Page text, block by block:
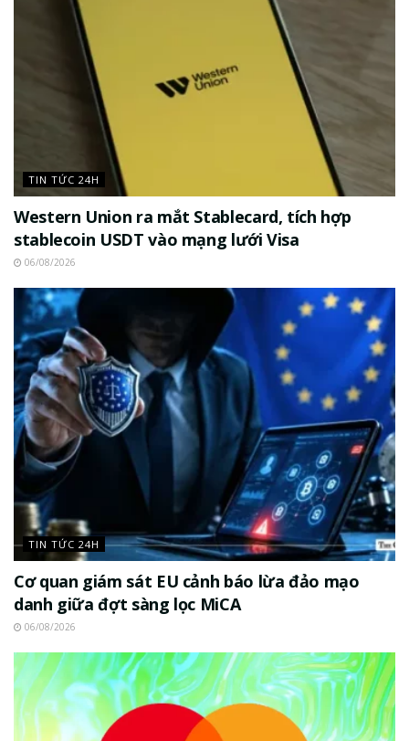
TIN TỨC 24H
Western Union ra mắt Stablecard, tích hợp
stablecoin USDT vào mạng lưới Visa
06/08/2026
TIN TỨC 24H
Cơ quan giám sát EU cảnh báo lừa đảo mạo
danh giữa đợt sàng lọc MiCA
06/08/2026